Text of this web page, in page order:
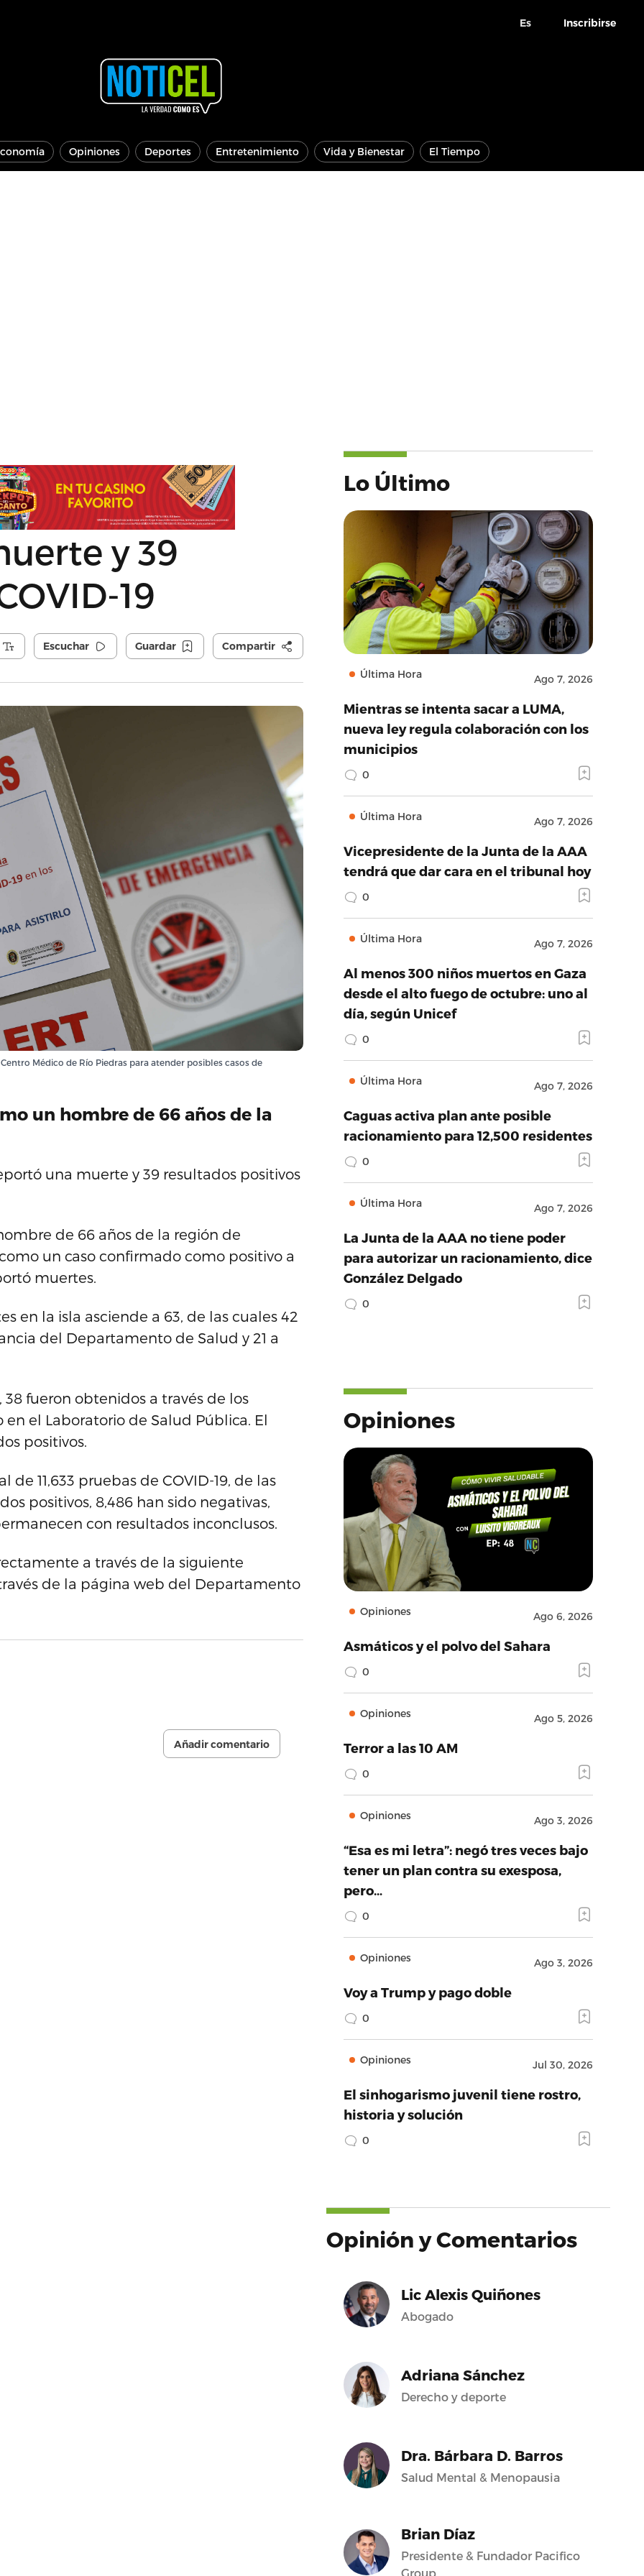
Es Inscribirse
Opiniones Deportes Entretenimiento Vida y Bienestar El Tiempo
y 39
19
Escuchar Guardar Compartir
Médico de Río Piedras para atender posibles casos de
un hombre de 66 años de la
una muerte y 39 resultados positivos
de 66 años de la región de
un caso confirmado como positivo a
muertes.
en la isla asciende a 63, de las cuales 42
del Departamento de Salud y 21 a
fueron obtenidos a través de los
el Laboratorio de Salud Pública. El
positivos.
11,633 pruebas de COVID-19, de las
positivos, 8,486 han sido negativas,
con resultados inconclusos.
a través de la siguiente
de la página web del Departamento
Añadir comentario
Lo Último
Última Hora Ago 7, 2026
Mientras se intenta sacar a LUMA,
nueva ley regula colaboración con los
municipios
0
Última Hora Ago 7, 2026
Vicepresidente de la Junta de la AAA
tendrá que dar cara en el tribunal hoy
0
Última Hora Ago 7, 2026
Al menos 300 niños muertos en Gaza
desde el alto fuego de octubre: uno al
día, según Unicef
0
Última Hora Ago 7, 2026
Caguas activa plan ante posible
racionamiento para 12,500 residentes
0
Última Hora Ago 7, 2026
La Junta de la AAA no tiene poder
para autorizar un racionamiento, dice
González Delgado
0
Opiniones
Opiniones Ago 6, 2026
Asmáticos y el polvo del Sahara
0
Opiniones Ago 5, 2026
Terror a las 10 AM
0
Opiniones Ago 3, 2026
“Esa es mi letra”: negó tres veces bajo
tener un plan contra su exesposa,
pero…
0
Opiniones Ago 3, 2026
Voy a Trump y pago doble
0
Opiniones Jul 30, 2026
El sinhogarismo juvenil tiene rostro,
historia y solución
0
Opinión y Comentarios
Lic Alexis Quiñones
Abogado
Adriana Sánchez
Derecho y deporte
Dra. Bárbara D. Barros
Salud Mental & Menopausia
Brian Díaz
Presidente & Fundador Pacifico
Group